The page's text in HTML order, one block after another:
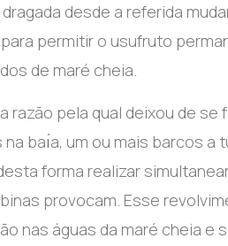
desde a referida
permitir o usufruto
de maré cheia.
razão pela qual deixou de se
baı́a, um ou mais barcos a
forma realizar
provocam. Esse
nas águas da maré cheia e